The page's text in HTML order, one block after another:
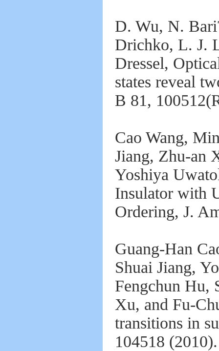
D. Wu, N.
Drichko, L. J.
Dressel,
states reveal
B 81,
Cao Wang,
Jiang, Zhu-an
Yoshiya
Insulator with
Ordering, J.
Guang-Han
Shuai Jiang,
Fengchun Hu,
Xu, and Fu-
transitions in
104518 (2010).